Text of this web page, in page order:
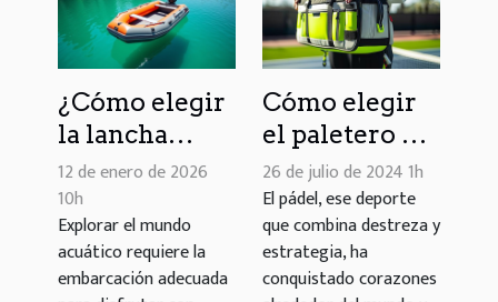
¿Cómo elegir
la lancha
neumática
ideal para tus
aventuras
acuáticas?
12 de enero de 2026
10h
Explorar el mundo
acuático requiere la
embarcación adecuada
Cómo elegir
el paletero de
pádel
perfecto para
tu juego
26 de julio de 2024 1h
El pádel, ese deporte
que combina destreza y
estrategia, ha
conquistado corazones